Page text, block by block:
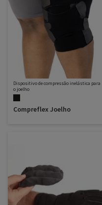
Dispositivo de compressão inelástica para
o joelho
Compreflex Joelho